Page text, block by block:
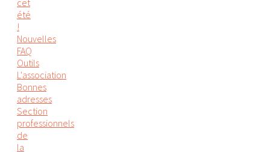
cet
été
!
Nouvelles
FAQ
Outils
L'association
Bonnes
adresses
Section
professionnels
de
la